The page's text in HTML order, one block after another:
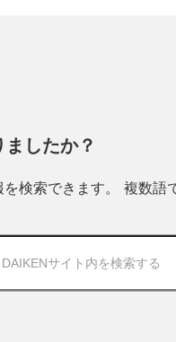
したか？
検索できます。 複数語